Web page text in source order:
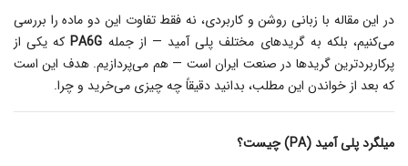
در این مقاله با زبانی روشن و کاربردی، نه فقط تفاوت این دو ماده را بررسی
می‌کنیم، بلکه به گریدهای مختلف پلی آمید — از جمله PA6Gکه یکی از
پرکاربردترین گریدها در صنعت ایران است — هم می‌پردازیم. هدف این است
که بعد از خواندن این مطلب، بدانید دقیقاً چه چیزی می‌خرید و چرا.
میلگرد پلی آمید (PA) چیست؟